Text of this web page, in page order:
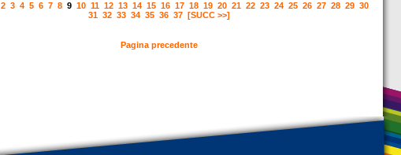
2 3 4 5 6 7 8 9 10 11 12 13 14 15 16 17 18 19 20 21 22 23 24 25 26 27 28 29 30
31 32 33 34 35 36 37 [SUCC >>]
Pagina precedente